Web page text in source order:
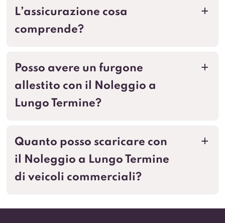
a
L’assicurazione cosa
comprende?
a
Posso avere un furgone
allestito con il Noleggio a
Lungo Termine?
a
Quanto posso scaricare con
il Noleggio a Lungo Termine
di veicoli commerciali?